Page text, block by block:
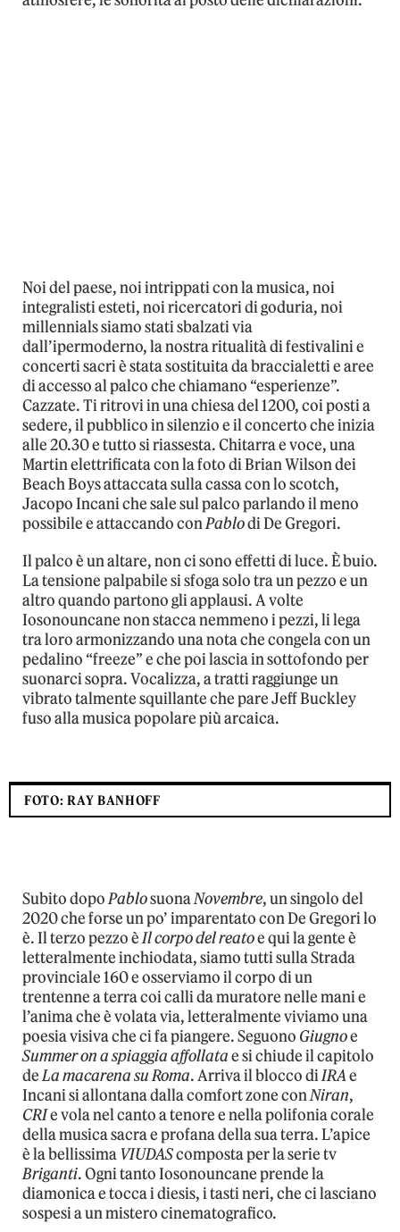
Noi del paese, noi intrippati con la musica, noi
integralisti esteti, noi ricercatori di goduria, noi
millennials siamo stati sbalzati via
dall’ipermoderno, la nostra ritualità di festivalini e
concerti sacri è stata sostituita da braccialetti e aree
di accesso al palco che chiamano “esperienze”.
Cazzate. Ti ritrovi in una chiesa del 1200, coi posti a
sedere, il pubblico in silenzio e il concerto che inizia
alle 20.30 e tutto si riassesta. Chitarra e voce, una
Martin elettrificata con la foto di Brian Wilson dei
Beach Boys attaccata sulla cassa con lo scotch,
Jacopo Incani che sale sul palco parlando il meno
possibile e attaccando conPablodi De Gregori.
Il palco è un altare, non ci sono effetti di luce. È buio.
La tensione palpabile si sfoga solo tra un pezzo e un
altro quando partono gli applausi. A volte
Iosonouncane non stacca nemmeno i pezzi, li lega
tra loro armonizzando una nota che congela con un
pedalino “freeze” e che poi lascia in sottofondo per
suonarci sopra. Vocalizza, a tratti raggiunge un
vibrato talmente squillante che pare Jeff Buckley
fuso alla musica popolare più arcaica.
FOTO: RAY BANHOFF
Subito dopoPablosuonaNovembre, un singolo del
2020 che forse un po’ imparentato con De Gregori lo
è. Il terzo pezzo èIl corpo del reatoe qui la gente è
letteralmente inchiodata, siamo tutti sulla Strada
provinciale 160 e osserviamo il corpo di un
trentenne a terra coi calli da muratore nelle mani e
l’anima che è volata via, letteralmente viviamo una
poesia visiva che ci fa piangere. Seguono Giugnoe
Summer on a spiaggia affollatae si chiude il capitolo
deLa macarena su Roma. Arriva il blocco diIRAe
Incani si allontana dalla comfort zone conNiran,
CRIe vola nel canto a tenore e nella polifonia corale
della musica sacra e profana della sua terra. L’apice
è la bellissima VIUDAScomposta per la serie tv
Briganti. Ogni tanto Iosonouncane prende la
diamonica e tocca i diesis, i tasti neri, che ci lasciano
sospesi a un mistero cinematografico.